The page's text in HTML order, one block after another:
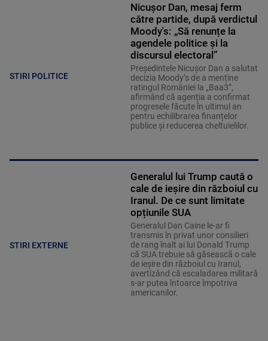
STIRI POLITICE
Nicușor Dan, mesaj ferm
către partide, după verdictul
Moody's: „Să renunțe la
agendele politice şi la
discursul electoral”
Președintele Nicușor Dan a salutat
decizia Moody’s de a menține
ratingul României la „Baa3”,
afirmând că agenția a confirmat
progresele făcute în ultimul an
pentru echilibrarea finanțelor
publice și reducerea cheltuielilor.
STIRI EXTERNE
Generalul lui Trump caută o
cale de ieșire din războiul cu
Iranul. De ce sunt limitate
opțiunile SUA
Generalul Dan Caine le-ar fi
transmis în privat unor consilieri
de rang înalt ai lui Donald Trump
că SUA trebuie să găsească o cale
de ieșire din războiul cu Iranul,
avertizând că escaladarea militară
s-ar putea întoarce împotriva
americanilor.